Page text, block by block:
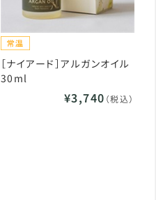
［ナイアード］アルガンオイル
30ml
¥3,740 （税込）